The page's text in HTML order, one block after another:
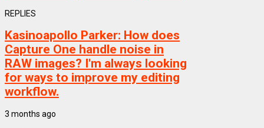
REPLIES
Kasinoapollo Parker: How does
Capture One handle noise in
RAW images? I'm always looking
for ways to improve my editing
workflow.
3 months ago